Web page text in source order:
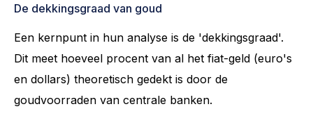
De dekkingsgraad van goud
Een kernpunt in hun analyse is de 'dekkingsgraad'.
Dit meet hoeveel procent van al het fiat-geld (euro's
en dollars) theoretisch gedekt is door de
goudvoorraden van centrale banken.